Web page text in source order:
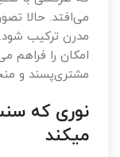
می‌افتد. حالا
مدرن ترکیب شود.
امکان را فراهم
مشتری‌پسند و
نوری که
میکند